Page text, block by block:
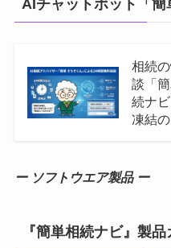
AIチャットボット「簡
相続
談「
続ナ
凍結
ー ソフトウエア製品 ー
『簡単相続ナビ』製品